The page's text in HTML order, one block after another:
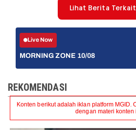
Lihat Berita Terkait
Live Now
MORNING ZONE 10/08